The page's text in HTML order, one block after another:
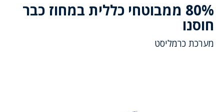
80% ממבוטחי כללית במחוז כבר
חוסנו
מערכת כרמליסט